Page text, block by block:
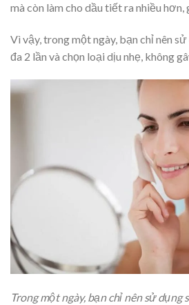
mà còn làm cho dầu tiết ra nhiều hơn,
Vì vậy, trong một ngày, bạn chỉ nên
đa 2 lần và chọn loại dịu nhẹ, không
Trong một ngày, bạn chỉ nên sử dụng